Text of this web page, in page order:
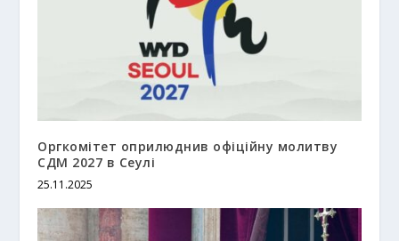
Оргкомітет оприлюднив офіційну молитву
СДМ 2027 в Сеулі
25.11.2025